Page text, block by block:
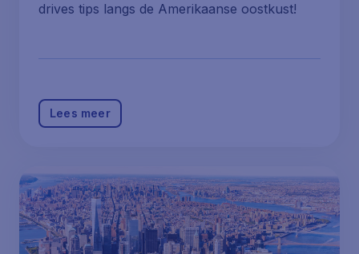
drives tips langs de Amerikaanse oostkust!
Lees meer